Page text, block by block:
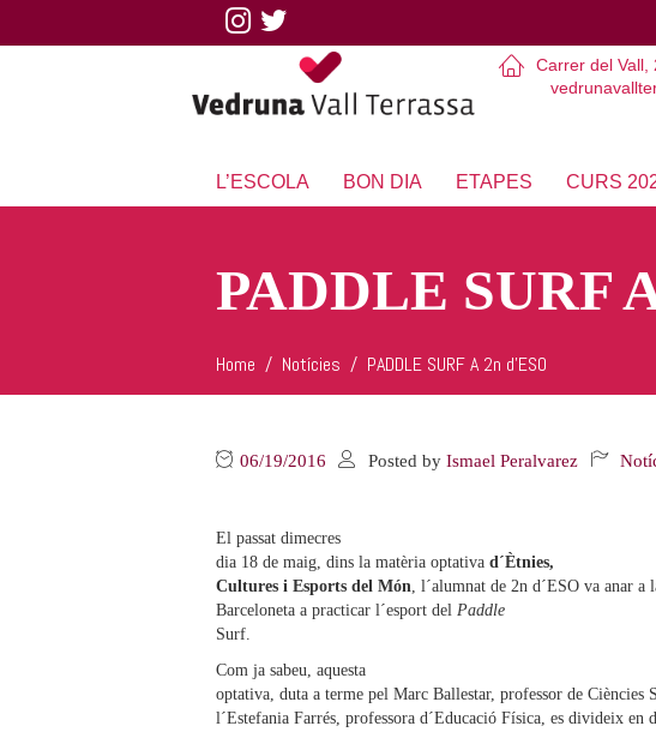
Carrer del Vall,
L’ESCOLA BON DIA ETAPES CURS
PADDLE SURF
Home Notícies PADDLE SURF A 2n d’ESO
06/19/2016 Posted by Ismael Peralvarez
El passat dimecres
dia 18 de maig, dins la matèria optativa d´Ètnies,
Cultures i Esports del Món, l´alumnat de 2n d´ESO va anar a
Barceloneta a practicar l´esport del Paddle
Surf.
Com ja sabeu, aquesta
optativa, duta a terme pel Marc Ballestar, professor de Ciències
l´Estefania Farrés, professora d´Educació Física, es divideix en